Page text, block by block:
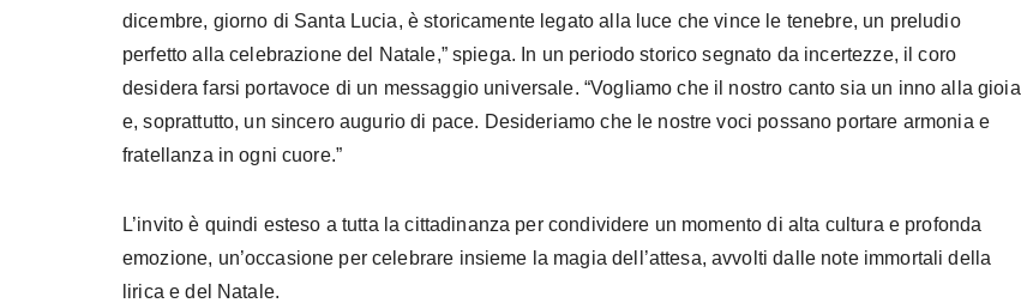
dicembre, giorno di Santa Lucia, è storicamente legato alla luce che vince le tenebre, un preludio
perfetto alla celebrazione del Natale,” spiega. In un periodo storico segnato da incertezze, il coro
desidera farsi portavoce di un messaggio universale. “Vogliamo che il nostro canto sia un inno alla gioia
e, soprattutto, un sincero augurio di pace. Desideriamo che le nostre voci possano portare armonia e
fratellanza in ogni cuore.”
L’invito è quindi esteso a tutta la cittadinanza per condividere un momento di alta cultura e profonda
emozione, un’occasione per celebrare insieme la magia dell’attesa, avvolti dalle note immortali della
lirica e del Natale.